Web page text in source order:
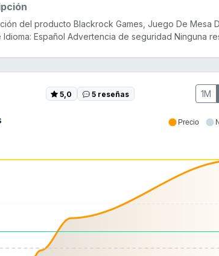
del producto Blackrock Games, Juego De Mesa
Idioma: Español Advertencia de seguridad Ninguna
5,0 5 reseñas 1M
Precio